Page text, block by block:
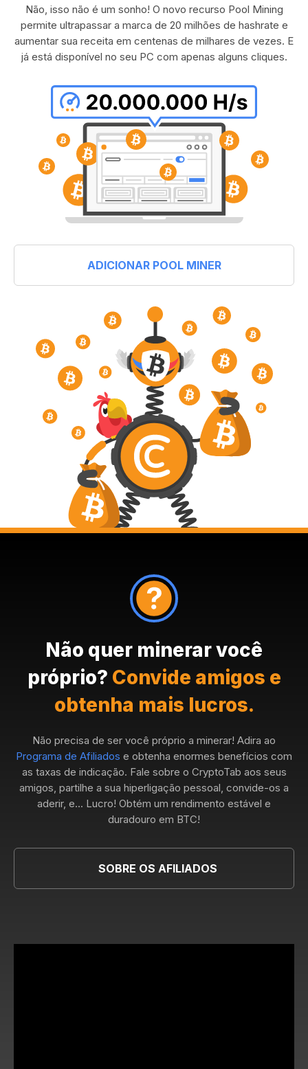
Não, isso não é um sonho! O novo recurso Pool Mining
permite ultrapassar a marca de 20 milhões de hashrate e
aumentar sua receita em centenas de milhares de vezes. E
já está disponível no seu PC com apenas alguns cliques.
ADICIONAR POOL MINER
Não quer minerar você
próprio? Convide amigos e
obtenha mais lucros.
Não precisa de ser você próprio a minerar! Adira ao
Programa de Afiliados e obtenha enormes benefícios com
as taxas de indicação. Fale sobre o CryptoTab aos seus
amigos, partilhe a sua hiperligação pessoal, convide-os a
aderir, e... Lucro! Obtém um rendimento estável e
duradouro em BTC!
SOBRE OS AFILIADOS